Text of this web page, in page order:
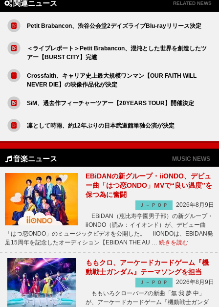
関連ニュース RELATED NEWS
Petit Brabancon、渋谷公会堂2デイズライブBlu-rayリリース決定
＜ライブレポート＞Petit Brabancon、混沌とした世界を創造したツ
アー【BURST CITY】完遂
Crossfaith、キャリア史上最大規模ワンマン【OUR FAITH WILL
NEVER DIE】の映像作品化が決定
SiM、過去作フィーチャーツアー【20YEARS TOUR】開催決定
凛として時雨、約12年ぶりの日本武道館単独公演が決定
音楽ニュース MUSIC NEWS
EBiDANの新グループ・iiONDO、デビュ
ー曲「はつ恋ONDO」MVで“良い温度”を
保つ為に奮闘
Ｊ－ＰＯＰ
2026年8月9日
EBiDAN（恵比寿学園男子部）の新グループ・
iiONDO（読み：イイオンド）が、デビュー曲
「はつ恋ONDO」のミュージックビデオを公開した。 iiONDOは、EBiDAN発
足15周年を記念したオーディション【EBiDAN THE AU … 続きを読む
ももクロ、アーケードカードゲーム『機
動戦士ガンダム』テーマソングを担当
Ｊ－ＰＯＰ
2026年8月9日
ももいろクローバーZの新曲「無 我 夢 中」
が、アーケードカードゲーム『機動戦士ガンダ